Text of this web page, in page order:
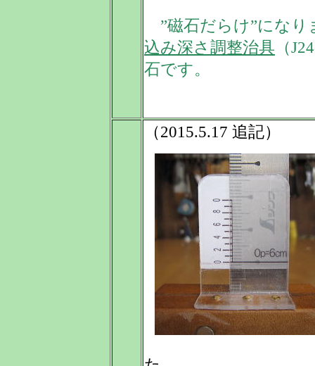
”磁石だらけ”になり
込み深さ調整治具 （
石です。
（2015.5.17 追記）